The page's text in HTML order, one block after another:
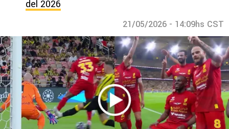
del 2026
21/05/2026 - 14:09hs CST